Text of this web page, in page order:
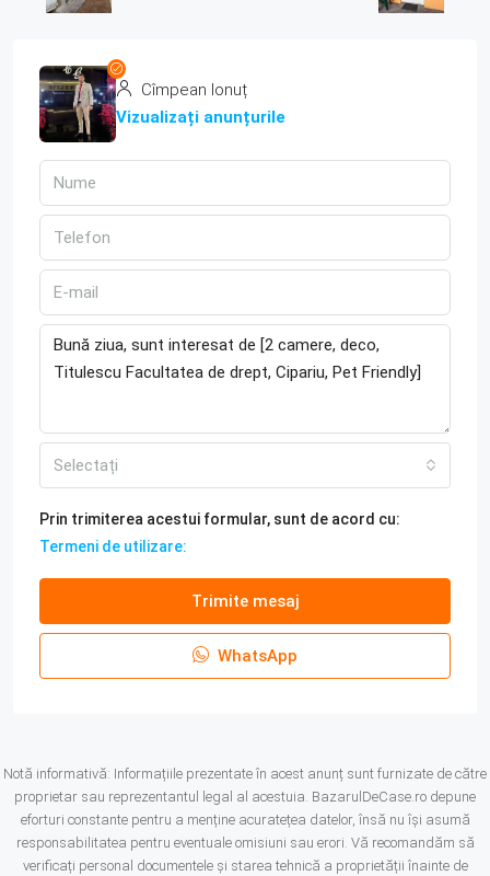
Cîmpean Ionuț
Vizualizați anunțurile
Selectați
Prin trimiterea acestui formular, sunt de acord cu:
Termeni de utilizare:
Trimite mesaj
WhatsApp
Notă informativă: Informațiile prezentate în acest anunț sunt furnizate de către
proprietar sau reprezentantul legal al acestuia. BazarulDeCase.ro depune
eforturi constante pentru a menține acuratețea datelor, însă nu își asumă
responsabilitatea pentru eventuale omisiuni sau erori. Vă recomandăm să
verificați personal documentele și starea tehnică a proprietății înainte de